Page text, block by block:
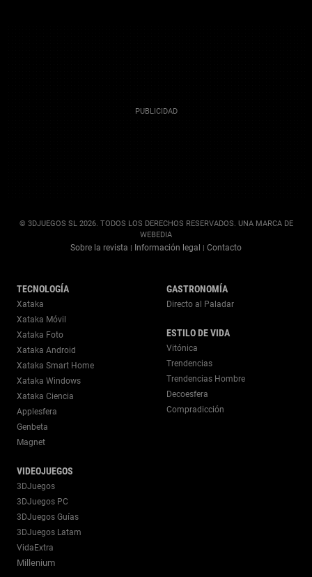
© 3DJUEGOS SL 2026. TODOS LOS DERECHOS RESERVADOS. UNA MARCA DE
WEBEDIA
Sobre la revista Información legal Contacto
TECNOLOGÍA
Xataka
Xataka Móvil
Xataka Foto
Xataka Android
Xataka Smart Home
Xataka Windows
Xataka Ciencia
Applesfera
Genbeta
Magnet
VIDEOJUEGOS
3DJuegos
3DJuegos PC
3DJuegos Guías
3DJuegos Latam
VidaExtra
Millenium
GASTRONOMÍA
Directo al Paladar
ESTILO DE VIDA
Vitónica
Trendencias
Trendencias Hombre
Decoesfera
Compradicción